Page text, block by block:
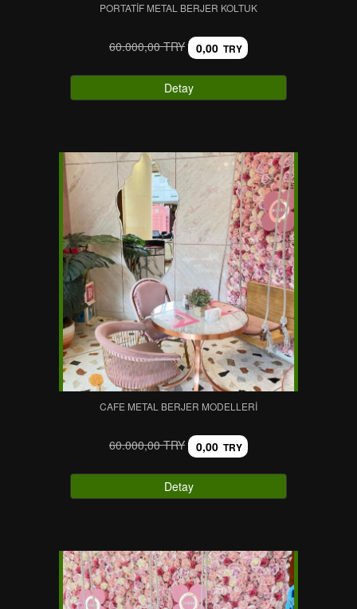
PORTATIF METAL BERJER KOLTUK
60.000,00 TRY 0,00 TRY
Detay
CAFE METAL BERJER MODELLERI
60.000,00 TRY 0,00 TRY
Detay